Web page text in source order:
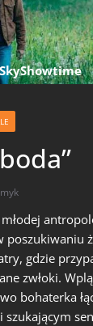
poszukiwaniu
gdzie
zwłoki.
bohaterka